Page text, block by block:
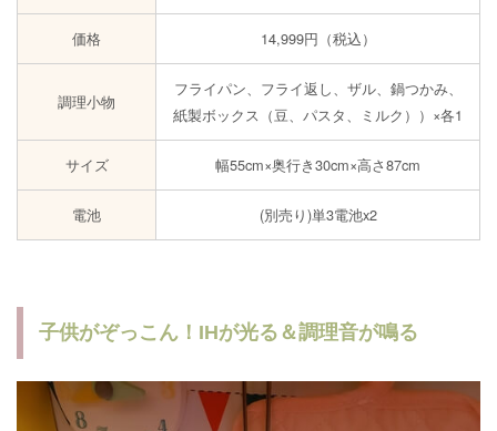
価格 14,999円（税込）
調理小物
フライパン、フライ返し、ザル、鍋つかみ、
紙製ボックス（豆、パスタ、ミルク））×各1
サイズ 幅55cm×奥行き30cm×高さ87cm
電池 (別売り)単3電池x2
子供がぞっこん！IHが光る＆調理音が鳴る